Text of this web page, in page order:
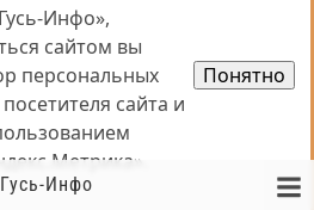
Гусь-Инфо
Инфо»,
сайтом вы
персональных
сайта и
Понятно
Инфо»,
сайтом вы
персональных
сайта и
Понятно